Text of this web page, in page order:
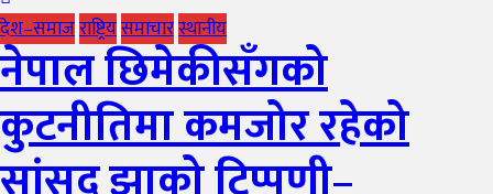
देश–समाजराष्ट्रियसमाचारस्थानीय
नेपाल छिमेकीसँगको
कुटनीतिमा कमजोर रहेको